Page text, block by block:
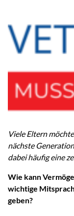
Viele Eltern
nächste
dabei häufig eine
Wie kann
wichtige
geben?